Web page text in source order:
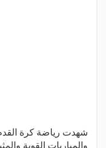
شهدت رياضة كرة القدم
والمباريات القوية